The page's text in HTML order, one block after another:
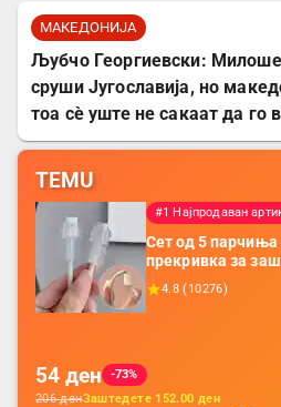
МАКЕДОНИЈА
Љубчо Георгиевски:
сруши Југославија, но
тоа сè уште не сакаат да го
TEMU
#1 Најпродаван
Сет од 5
прекривка за
додатоци за
батерија, за
4.8 (10276)
54 ден
-73%
206денЗаштедете 152.00 ден